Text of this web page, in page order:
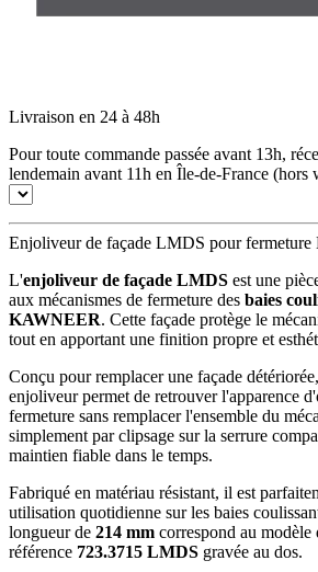
Livraison en 24 à 48h
Pour toute commande passée avant 13h,
lendemain avant 11h en Île-de-France (hors
Enjoliveur de façade LMDS pour
L'enjoliveur de façade LMDS est une
aux mécanismes de fermeture des baies
KAWNEER. Cette façade protège le
tout en apportant une finition propre et
Conçu pour remplacer une façade
enjoliveur permet de retrouver l'apparence
fermeture sans remplacer l'ensemble du
simplement par clipsage sur la serrure
maintien fiable dans le temps.
Fabriqué en matériau résistant, il est
utilisation quotidienne sur les baies
longueur de 214 mm correspond au
référence 723.3715 LMDS gravée au dos.